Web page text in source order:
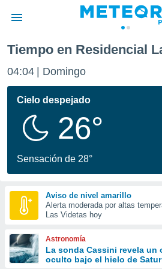
de
ha
calidad.
a este
las
y
forma
digital
basada
Tiempo en Residencial
04:04 Domingo
Cielo despejado
26°
Sensación de 28°
Aviso de nivel amarillo
Alerta moderada por altas
Las Videtas hoy
Astronomía
La sonda Cassini revela un
oculto bajo el hielo de